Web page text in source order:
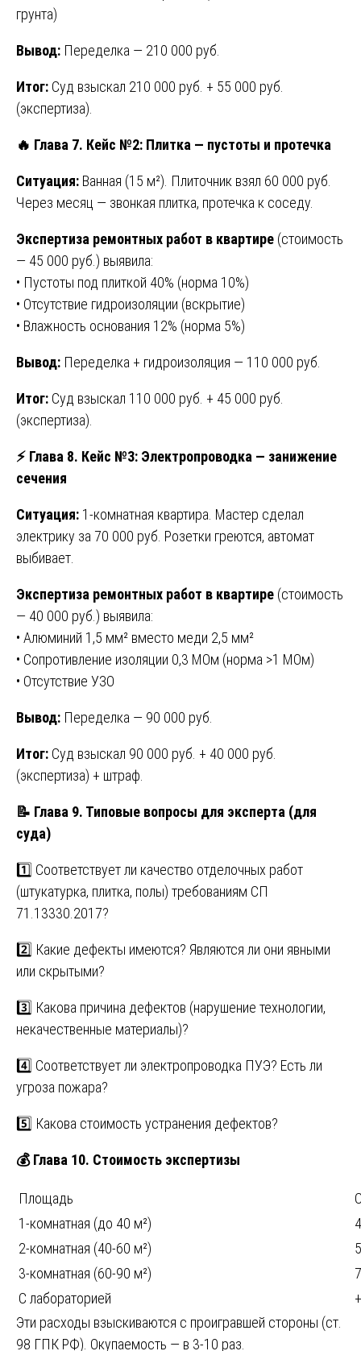
грунта)
Вывод: Переделка — 210 000 руб.
Итог: Суд взыскал 210 000 руб. + 55 000 руб.
(экспертиза).
🔥 Глава 7. Кейс №2: Плитка — пустоты и протечка
Ситуация: Ванная (15 м²). Плиточник взял 60 000 руб.
Через месяц — звонкая плитка, протечка к соседу.
Экспертиза ремонтных работ в квартире (стоимость
— 45 000 руб.) выявила:
• Пустоты под плиткой 40% (норма 10%)
• Отсутствие гидроизоляции (вскрытие)
• Влажность основания 12% (норма 5%)
Вывод: Переделка + гидроизоляция — 110 000 руб.
Итог: Суд взыскал 110 000 руб. + 45 000 руб.
(экспертиза).
⚡ Глава 8. Кейс №3: Электропроводка — занижение
сечения
Ситуация: 1-комнатная квартира. Мастер сделал
электрику за 70 000 руб. Розетки греются, автомат
выбивает.
Экспертиза ремонтных работ в квартире (стоимость
— 40 000 руб.) выявила:
• Алюминий 1,5 мм² вместо меди 2,5 мм²
• Сопротивление изоляции 0,3 МОм (норма >1 МОм)
• Отсутствие УЗО
Вывод: Переделка — 90 000 руб.
Итог: Суд взыскал 90 000 руб. + 40 000 руб.
(экспертиза) + штраф.
📝 Глава 9. Типовые вопросы для эксперта (для
суда)
1️⃣ Соответствует ли качество отделочных работ
(штукатурка, плитка, полы) требованиям СП
71.13330.2017?
2️⃣ Какие дефекты имеются? Являются ли они явными
или скрытыми?
3️⃣ Какова причина дефектов (нарушение технологии,
некачественные материалы)?
4️⃣ Соответствует ли электропроводка ПУЭ? Есть ли
угроза пожара?
5️⃣ Какова стоимость устранения дефектов?
💰 Глава 10. Стоимость экспертизы
Площадь
1-комнатная (до 40 м²)
2-комнатная (40-60 м²)
3-комнатная (60-90 м²)
С лабораторией
Эти расходы взыскиваются с проигравшей стороны (ст.
98 ГПК РФ). Окупаемость — в 3-10 раз.